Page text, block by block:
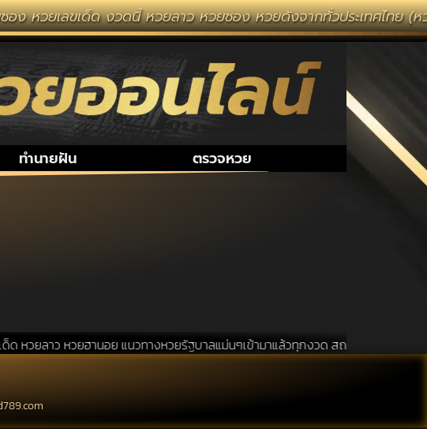
วยเลขเด็ด งวดนี้ หวยลาว หวยซอง หวยดังจากทั่วประเทศไทย (หวย
ทำนายฝัน ตรวจหวย
ด หวยลาว หวยฮานอย แนวทางหวยรัฐบาลแม่นๆเข้ามาแล้วทุกงวด สถานที่ขอหว